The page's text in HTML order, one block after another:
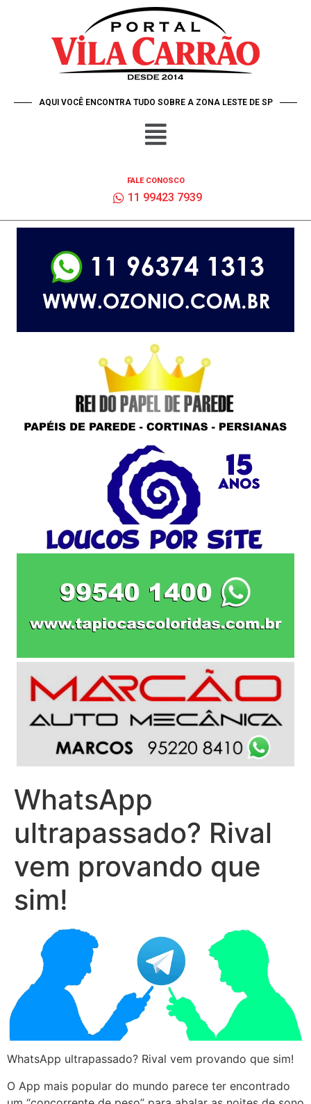
AQUI VOCÊ ENCONTRA TUDO SOBRE A ZONA LESTE DE SP
FALE CONOSCO
11 99423 7939
WhatsApp
ultrapassado? Rival
vem provando que
sim!
WhatsApp ultrapassado? Rival vem provando que sim!
O App mais popular do mundo parece ter encontrado